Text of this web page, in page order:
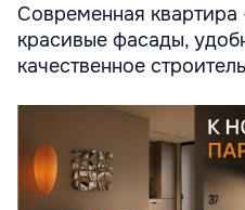
Современная квартира
красивые фасады,
качественное